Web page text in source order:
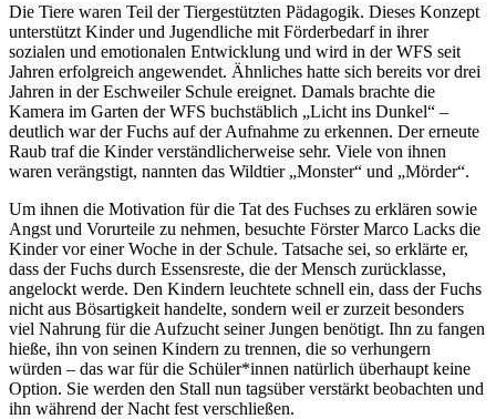
Die Tiere waren Teil der Tiergestützten Pädagogik. Dieses Konzept
unterstützt Kinder und Jugendliche mit Förderbedarf in ihrer
sozialen und emotionalen Entwicklung und wird in der WFS seit
Jahren erfolgreich angewendet. Ähnliches hatte sich bereits vor drei
Jahren in der Eschweiler Schule ereignet. Damals brachte die
Kamera im Garten der WFS buchstäblich „Licht ins Dunkel“ –
deutlich war der Fuchs auf der Aufnahme zu erkennen. Der erneute
Raub traf die Kinder verständlicherweise sehr. Viele von ihnen
waren verängstigt, nannten das Wildtier „Monster“ und „Mörder“.
Um ihnen die Motivation für die Tat des Fuchses zu erklären sowie
Angst und Vorurteile zu nehmen, besuchte Förster Marco Lacks die
Kinder vor einer Woche in der Schule. Tatsache sei, so erklärte er,
dass der Fuchs durch Essensreste, die der Mensch zurücklasse,
angelockt werde. Den Kindern leuchtete schnell ein, dass der Fuchs
nicht aus Bösartigkeit handelte, sondern weil er zurzeit besonders
viel Nahrung für die Aufzucht seiner Jungen benötigt. Ihn zu fangen
hieße, ihn von seinen Kindern zu trennen, die so verhungern
würden – das war für die Schüler*innen natürlich überhaupt keine
Option. Sie werden den Stall nun tagsüber verstärkt beobachten und
ihn während der Nacht fest verschließen.